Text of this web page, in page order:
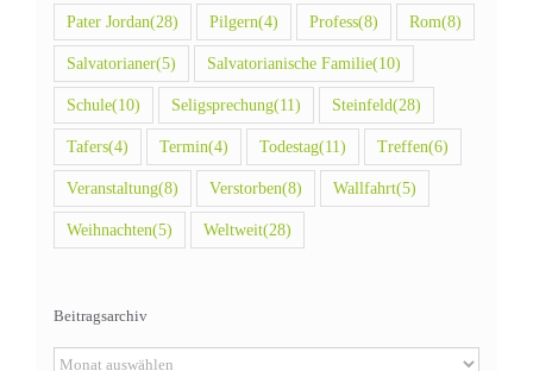
Pater Jordan(28) Pilgern(4) Profess(8) Rom(8)
Salvatorianer(5) Salvatorianische Familie(10)
Schule(10) Seligsprechung(11) Steinfeld(28)
Tafers(4) Termin(4) Todestag(11) Treffen(6)
Veranstaltung(8) Verstorben(8) Wallfahrt(5)
Weihnachten(5) Weltweit(28)
Beitragsarchiv
Beitragsarchiv